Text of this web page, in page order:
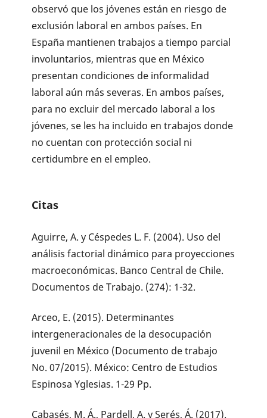
observó que los jóvenes están en riesgo de
exclusión laboral en ambos países. En
España mantienen trabajos a tiempo parcial
involuntarios, mientras que en México
presentan condiciones de informalidad
laboral aún más severas. En ambos países,
para no excluir del mercado laboral a los
jóvenes, se les ha incluido en trabajos donde
no cuentan con protección social ni
certidumbre en el empleo.
Citas
Aguirre, A. y Céspedes L. F. (2004). Uso del
análisis factorial dinámico para proyecciones
macroeconómicas. Banco Central de Chile.
Documentos de Trabajo. (274): 1-32.
Arceo, E. (2015). Determinantes
intergeneracionales de la desocupación
juvenil en México (Documento de trabajo
No. 07/2015). México: Centro de Estudios
Espinosa Yglesias. 1-29 Pp.
Cabasés, M. Á., Pardell, A. y Serés, Á. (2017).